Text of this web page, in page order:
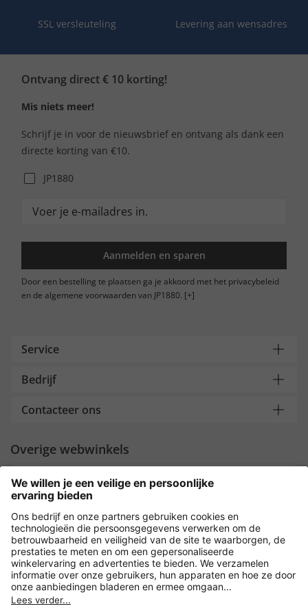
SSL versleuteling Levering aan wensadres
Ontvang direct € 10 korting!
Mis niets meer!
Schrijf je in voor de nieuwsbrief en ontvang als dank een
directe korting van €10.
JP1880
Aanmelden en sparen
Door een bestelling te plaatsen ga je akkoord met het privacybeleid
en de algemene voorwaarden van JP1880. [+]
Service
Bedrijf
Contacteer ons
Overige webwinkels
Nederland
Payment and Delivery
Versleuteling met